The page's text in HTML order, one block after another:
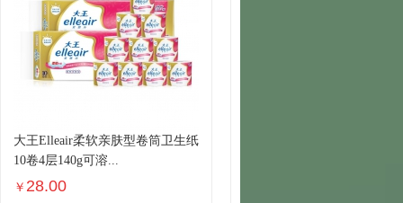
大王Elleair柔软亲肤型卷筒卫生纸
10卷4层140g可溶...
￥ 28.00